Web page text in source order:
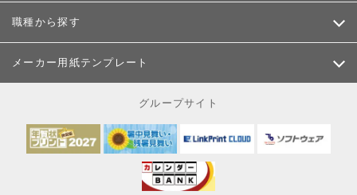
職種から探す
メーカー用紙テンプレート
グループサイト